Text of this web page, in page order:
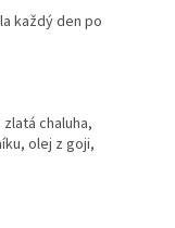
každý den po
chaluha,
olej z goji,